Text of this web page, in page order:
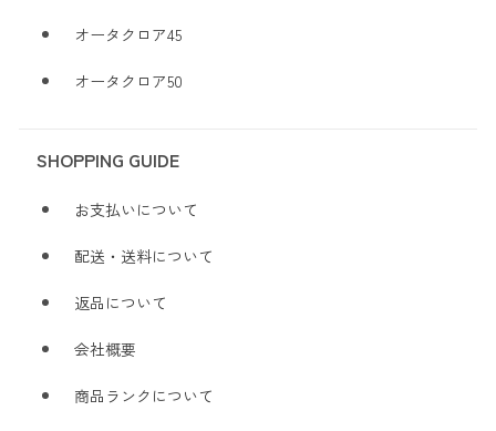
オータクロア45
オータクロア50
SHOPPING GUIDE
お支払いについて
配送・送料について
返品について
会社概要
商品ランクについて